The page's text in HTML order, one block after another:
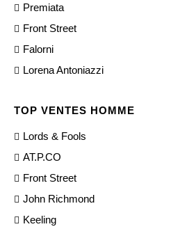
Premiata
Front Street
Falorni
Lorena Antoniazzi
TOP VENTES HOMME
Lords & Fools
AT.P.CO
Front Street
John Richmond
Keeling